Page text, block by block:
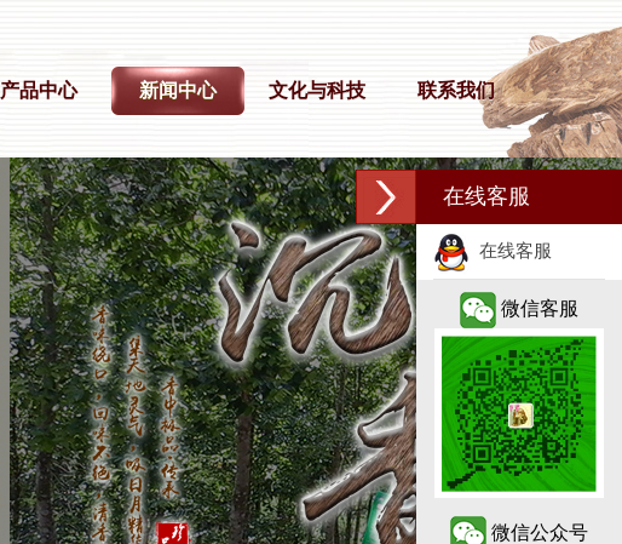
产品中心 新闻中心 文化与科技 联系我们
在线客服
在线客服
微信客服
微信公众号